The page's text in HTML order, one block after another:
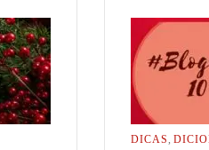
DICAS